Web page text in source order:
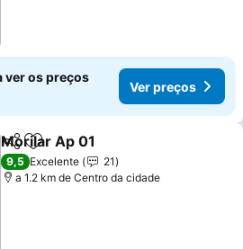
ver os preços
Ver preços
PartilharAdicionar aos favoritos
Morilar Ap 01
9,5 Excelente
21
a 1.2 km de Centro da cidade